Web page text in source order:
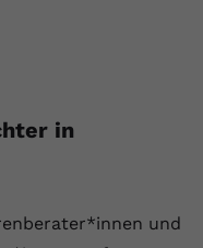
in
und
Cookie, um die